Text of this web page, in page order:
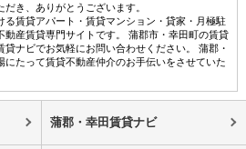
き、ありがとうございます。
る賃貸アパート・賃貸マンション・貸家・月極駐
動産賃貸専門サイトです。 蒲郡市・幸田町の賃貸
ナビでお気軽にお問い合わせください。 蒲郡・
にたって賃貸不動産仲介のお手伝いをさせていた
蒲郡・幸田賃貸ナビ